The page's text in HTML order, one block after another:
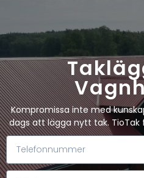
Kompromissa inte med
dags att lägga nytt tak. TioTak